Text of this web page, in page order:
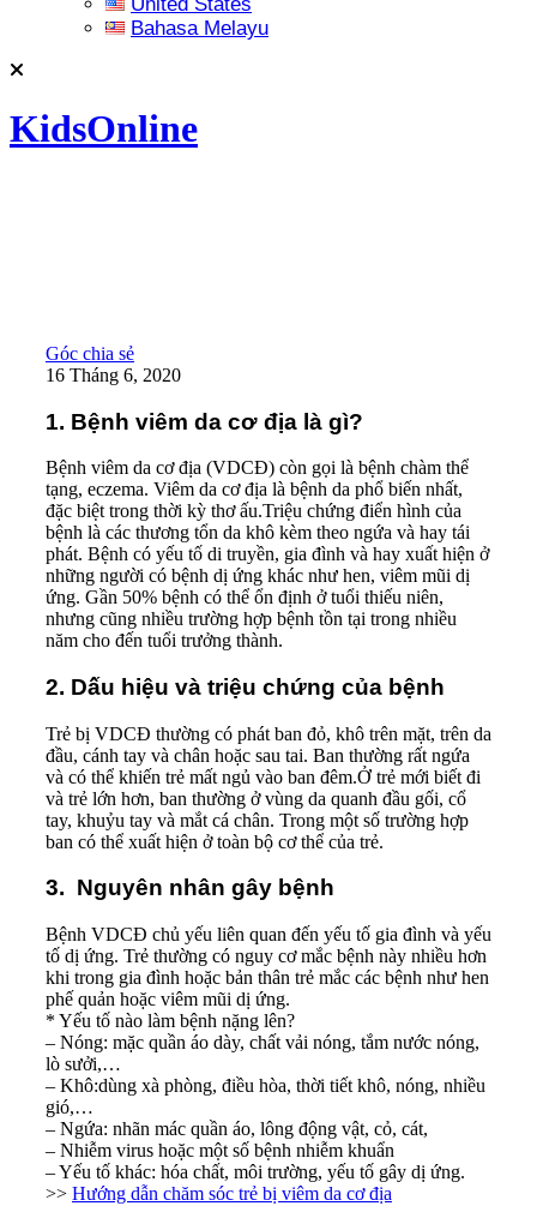
Bahasa Melayu
KidsOnline
Góc chia sẻ
16 Tháng 6, 2020
1. Bệnh viêm da cơ địa là gì?
Bệnh viêm da cơ địa (VDCĐ) còn gọi là bệnh chàm thể
tạng, eczema. Viêm da cơ địa là bệnh da phổ biến nhất,
đặc biệt trong thời kỳ thơ ấu.Triệu chứng điển hình của
bệnh là các thương tổn da khô kèm theo ngứa và hay tái
phát. Bệnh có yếu tố di truyền, gia đình và hay xuất hiện ở
những người có bệnh dị ứng khác như hen, viêm mũi dị
ứng. Gần 50% bệnh có thể ổn định ở tuổi thiếu niên,
nhưng cũng nhiều trường hợp bệnh tồn tại trong nhiều
năm cho đến tuổi trưởng thành.
2. Dấu hiệu và triệu chứng của bệnh
Trẻ bị VDCĐ thường có phát ban đỏ, khô trên mặt, trên da
đầu, cánh tay và chân hoặc sau tai. Ban thường rất ngứa
và có thể khiến trẻ mất ngủ vào ban đêm.Ở trẻ mới biết đi
và trẻ lớn hơn, ban thường ở vùng da quanh đầu gối, cổ
tay, khuỷu tay và mắt cá chân. Trong một số trường hợp
ban có thể xuất hiện ở toàn bộ cơ thể của trẻ.
3. Nguyên nhân gây bệnh
Bệnh VDCĐ chủ yếu liên quan đến yếu tố gia đình và yếu
tố dị ứng. Trẻ thường có nguy cơ mắc bệnh này nhiều hơn
khi trong gia đình hoặc bản thân trẻ mắc các bệnh như hen
phế quản hoặc viêm mũi dị ứng.
* Yếu tố nào làm bệnh nặng lên?
– Nóng: mặc quần áo dày, chất vải nóng, tắm nước nóng,
lò sưởi,…
– Khô:dùng xà phòng, điều hòa, thời tiết khô, nóng, nhiều
gió,…
– Ngứa: nhãn mác quần áo, lông động vật, cỏ, cát,
– Nhiễm virus hoặc một số bệnh nhiễm khuẩn
– Yếu tố khác: hóa chất, môi trường, yếu tố gây dị ứng.
>> Hướng dẫn chăm sóc trẻ bị viêm da cơ địa